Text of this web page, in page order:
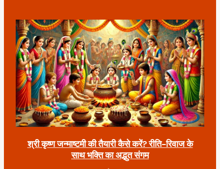
श्री कृष्ण जन्माष्टमी की तैयारी कैसे करें? रीति-रिवाज के
साथ भक्ति का अद्भुत संगम